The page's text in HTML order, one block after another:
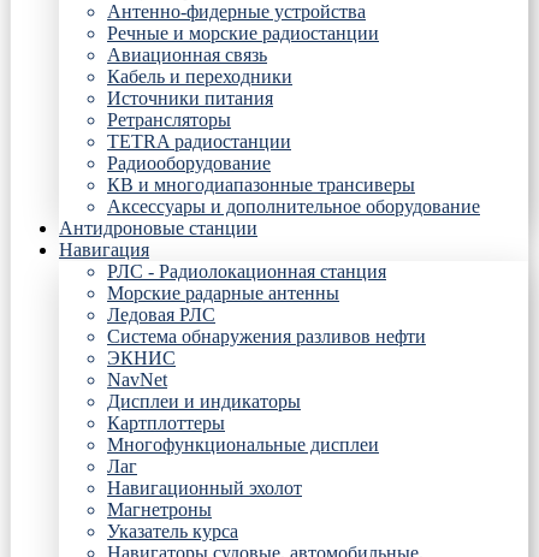
Антенно-фидерные устройства
Речные и морские радиостанции
Авиационная связь
Кабель и переходники
Источники питания
Ретрансляторы
TETRA радиостанции
Радиооборудование
КВ и многодиапазонные трансиверы
Аксессуары и дополнительное оборудование
Антидроновые станции
Навигация
РЛС - Радиолокационная станция
Морские радарные антенны
Ледовая РЛС
Система обнаружения разливов нефти
ЭКНИС
NavNet
Дисплеи и индикаторы
Картплоттеры
Многофункциональные дисплеи
Лаг
Навигационный эхолот
Магнетроны
Указатель курса
Навигаторы судовые, автомобильные,